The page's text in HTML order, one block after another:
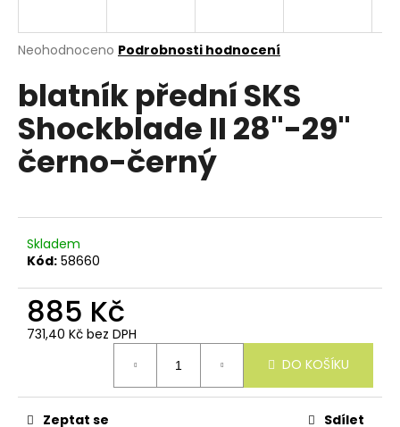
Průměrné
produktu
je
0,0
z
5
hvězdiček.
Neohodnoceno Podrobnosti hodnocení
blatník přední SKS
Shockblade II 28"-29"
černo-černý
Skladem
Kód: 58660
885 Kč
731,40 Kč bez DPH
DO KOŠÍKU
Zeptat se Sdílet
n
a
j
í
t
?
D
o
u